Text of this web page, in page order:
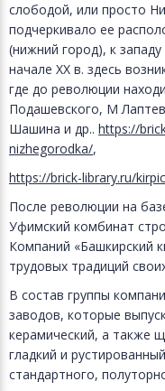
слободой, или просто
подчеркивало ее
(нижний город), к
начале XX в. здесь
где до революции
Подашевского, М
Шашина и др.. https://
nizhegorodka/,
https://brick-library.ru/
После революции на
Уфимский комбинат
Компаний «Башкирский
трудовых традиций
В состав группы
заводов, которые
керамический, а также
гладкий и
стандартного,